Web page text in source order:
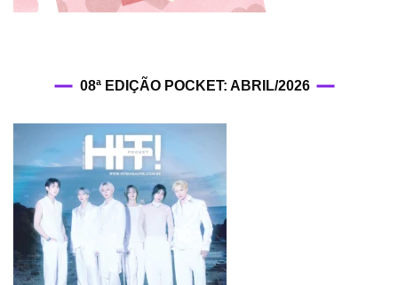
08ª EDIÇÃO POCKET: ABRIL/2026